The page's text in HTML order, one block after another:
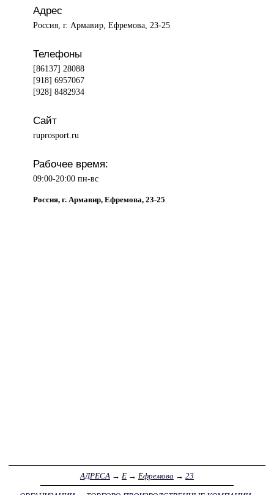
Адрес
Россия, г. Армавир, Ефремова, 23-25
Телефоны
[86137] 28088
[918] 6957067
[928] 8482934
Сайт
ruprosport.ru
Рабочее время:
09:00-20:00 пн-вс
Россия, г. Армавир, Ефремова, 23-25
АДРЕСА → Е → Ефремова → 23